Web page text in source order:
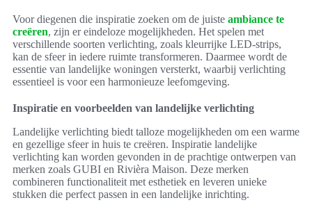
Voor diegenen die inspiratie zoeken om de juiste ambiance te
creëren, zijn er eindeloze mogelijkheden. Het spelen met
verschillende soorten verlichting, zoals kleurrijke LED-strips,
kan de sfeer in iedere ruimte transformeren. Daarmee wordt de
essentie van landelijke woningen versterkt, waarbij verlichting
essentieel is voor een harmonieuze leefomgeving.
Inspiratie en voorbeelden van landelijke verlichting
Landelijke verlichting biedt talloze mogelijkheden om een warme
en gezellige sfeer in huis te creëren. Inspiratie landelijke
verlichting kan worden gevonden in de prachtige ontwerpen van
merken zoals GUBI en Rivièra Maison. Deze merken
combineren functionaliteit met esthetiek en leveren unieke
stukken die perfect passen in een landelijke inrichting.